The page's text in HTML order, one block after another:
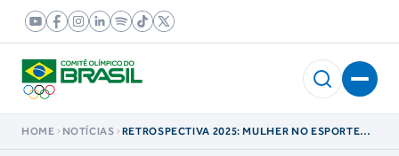
HOME NOTÍCIAS
RETROSPECTIVA 2025: MULHER NO ESPORTE